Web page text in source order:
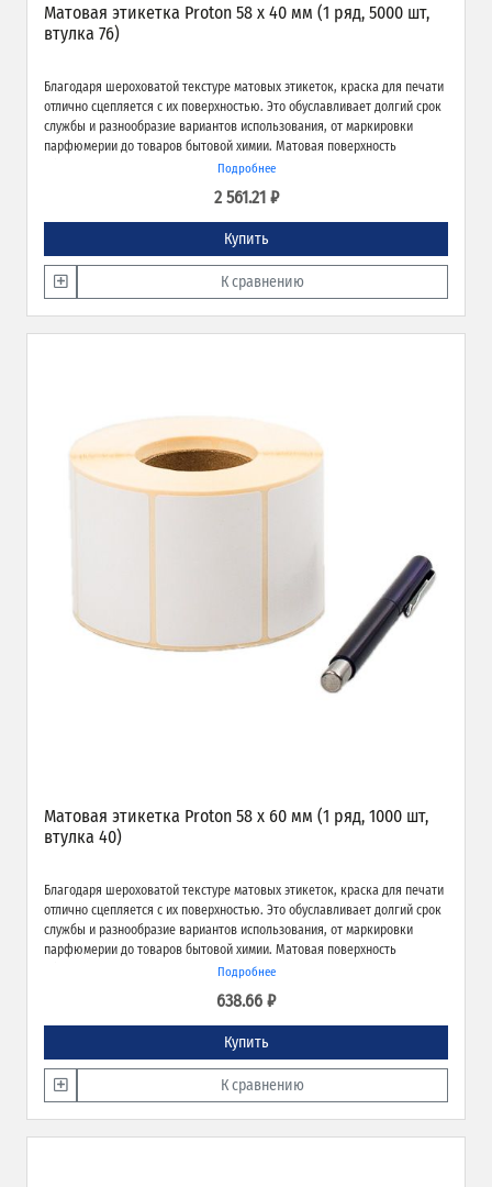
Матовая этикетка Proton 58 х 40 мм (1 ряд, 5000 шт,
втулка 76)
Благодаря шероховатой текстуре матовых этикеток, краска для печати
отлично сцепляется с их поверхностью. Это обуславливает долгий срок
службы и разнообразие вариантов использования, от маркировки
парфюмерии до товаров бытовой химии. Матовая поверхность
обеспечивает превосходное качество печати и широкие возможности
Подробнее
2 561.21 ₽
Купить
К сравнению
Матовая этикетка Proton 58 х 60 мм (1 ряд, 1000 шт,
втулка 40)
Благодаря шероховатой текстуре матовых этикеток, краска для печати
отлично сцепляется с их поверхностью. Это обуславливает долгий срок
службы и разнообразие вариантов использования, от маркировки
парфюмерии до товаров бытовой химии. Матовая поверхность
обеспечивает превосходное качество печати и широкие возможности
Подробнее
638.66 ₽
Купить
К сравнению